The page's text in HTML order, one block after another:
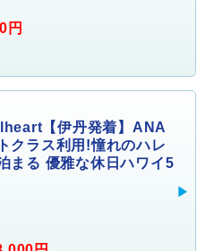
円
【伊丹発着】ANA
クラス利用!憧れのハレ
まる 優雅な休日ハワイ5